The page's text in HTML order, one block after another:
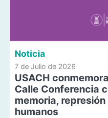
Noticia
7 de Julio de 2026
USACH
Calle Conferencia
memoria,
humanos